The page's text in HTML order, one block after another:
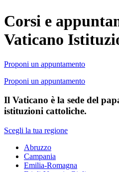
Corsi e
Vaticano
Proponi un appuntamento
Proponi un appuntamento
Il Vaticano è la sede del
istituzioni cattoliche.
Scegli la tua regione
Abruzzo
Campania
Emilia-Romagna